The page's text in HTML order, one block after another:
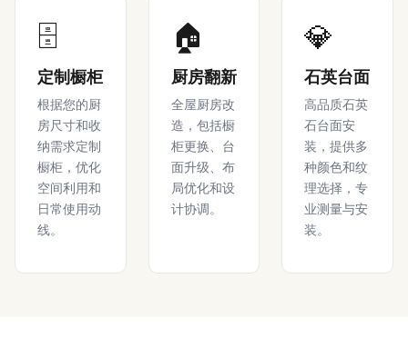
🗄️
定制橱柜
根据您的厨
房尺寸和收
纳需求定制
橱柜，优化
空间利用和
日常使用动
线。
🏠
厨房翻新
全屋厨房改
造，包括橱
柜更换、台
面升级、布
局优化和设
计协调。
💎
石英台面
高品质石英
石台面安
装，提供多
种颜色和纹
理选择，专
业测量与安
装。